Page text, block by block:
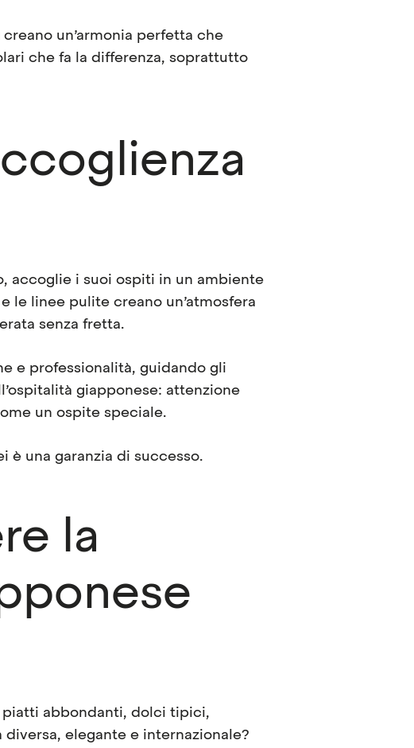
un’armonia perfetta che
che fa la differenza, soprattutto
accoglie i suoi ospiti in un ambiente
le linee pulite creano un’atmosfera
senza fretta.
e professionalità, guidando gli
giapponese: attenzione
un ospite speciale.
è una garanzia di successo.
la
piatti abbondanti, dolci tipici,
elegante e internazionale?